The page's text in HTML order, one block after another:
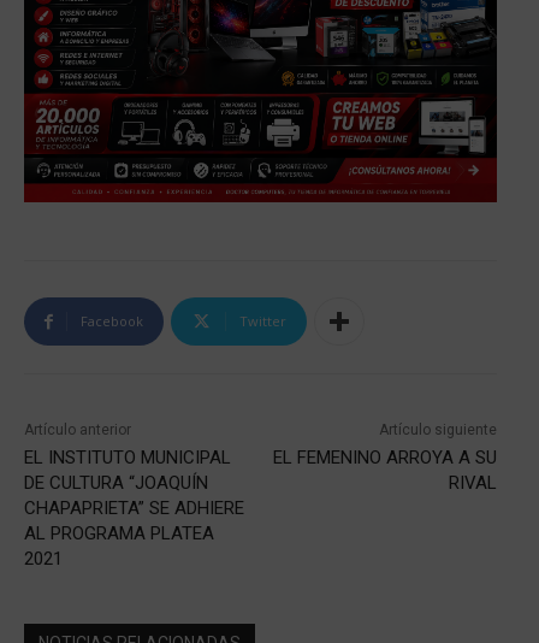
Facebook Twitter
Artículo anterior
EL INSTITUTO MUNICIPAL
DE CULTURA “JOAQUÍN
CHAPAPRIETA” SE ADHIERE
AL PROGRAMA PLATEA
2021
Artículo siguiente
EL FEMENINO ARROYA A SU
RIVAL